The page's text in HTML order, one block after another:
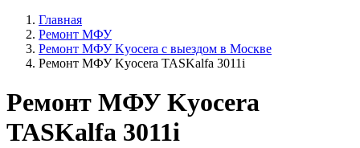
Главная
Ремонт МФУ
Ремонт МФУ Kyocera с выездом в Москве
Ремонт МФУ Kyocera TASKalfa 3011i
Ремонт МФУ Kyocera
TASKalfa 3011i